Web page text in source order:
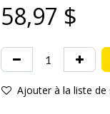
58,97 $
Ajouter à la liste de